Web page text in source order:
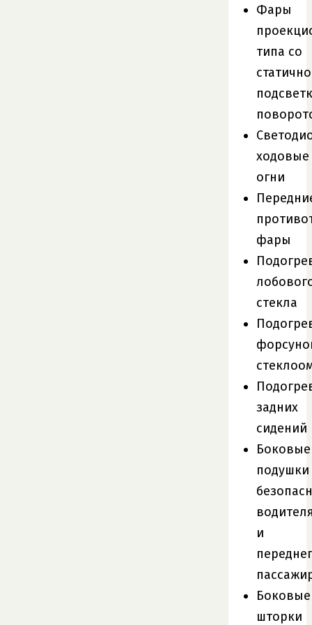
Фары
типа со
ходовые
огни
фары
стекла
задних
сидений
Боковые
подушки
и
Боковые
шторки